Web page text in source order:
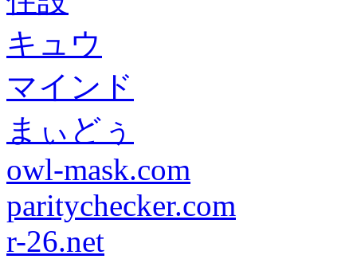
キュウ
マインド
まぃどぅ
owl-mask.com
paritychecker.com
r-26.net